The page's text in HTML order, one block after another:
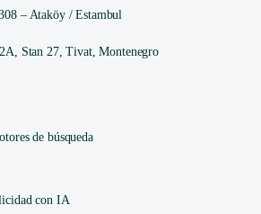
– Ataköy / Estambul
Stan 27, Tivat, Montenegro
de búsqueda
con IA